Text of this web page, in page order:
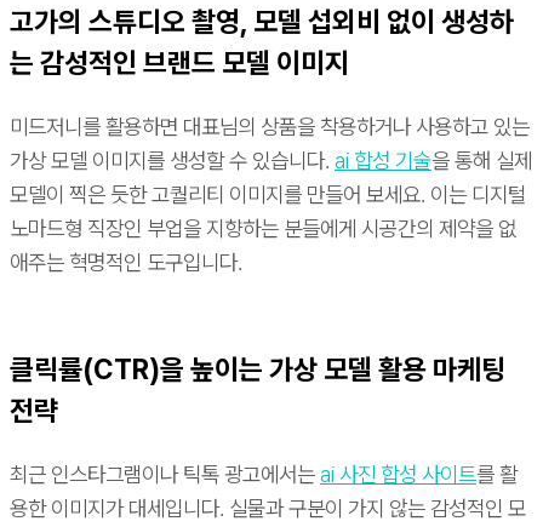
고가의 스튜디오 촬영, 모델 섭외비 없이 생성하
는 감성적인 브랜드 모델 이미지
미드저니를 활용하면 대표님의 상품을 착용하거나 사용하고 있는
가상 모델 이미지를 생성할 수 있습니다. ai 합성 기술을 통해 실제
모델이 찍은 듯한 고퀄리티 이미지를 만들어 보세요. 이는 디지털
노마드형 직장인 부업을 지향하는 분들에게 시공간의 제약을 없
애주는 혁명적인 도구입니다.
클릭률(CTR)을 높이는 가상 모델 활용 마케팅
전략
최근 인스타그램이나 틱톡 광고에서는ai 사진 합성 사이트를 활
용한 이미지가 대세입니다. 실물과 구분이 가지 않는 감성적인 모